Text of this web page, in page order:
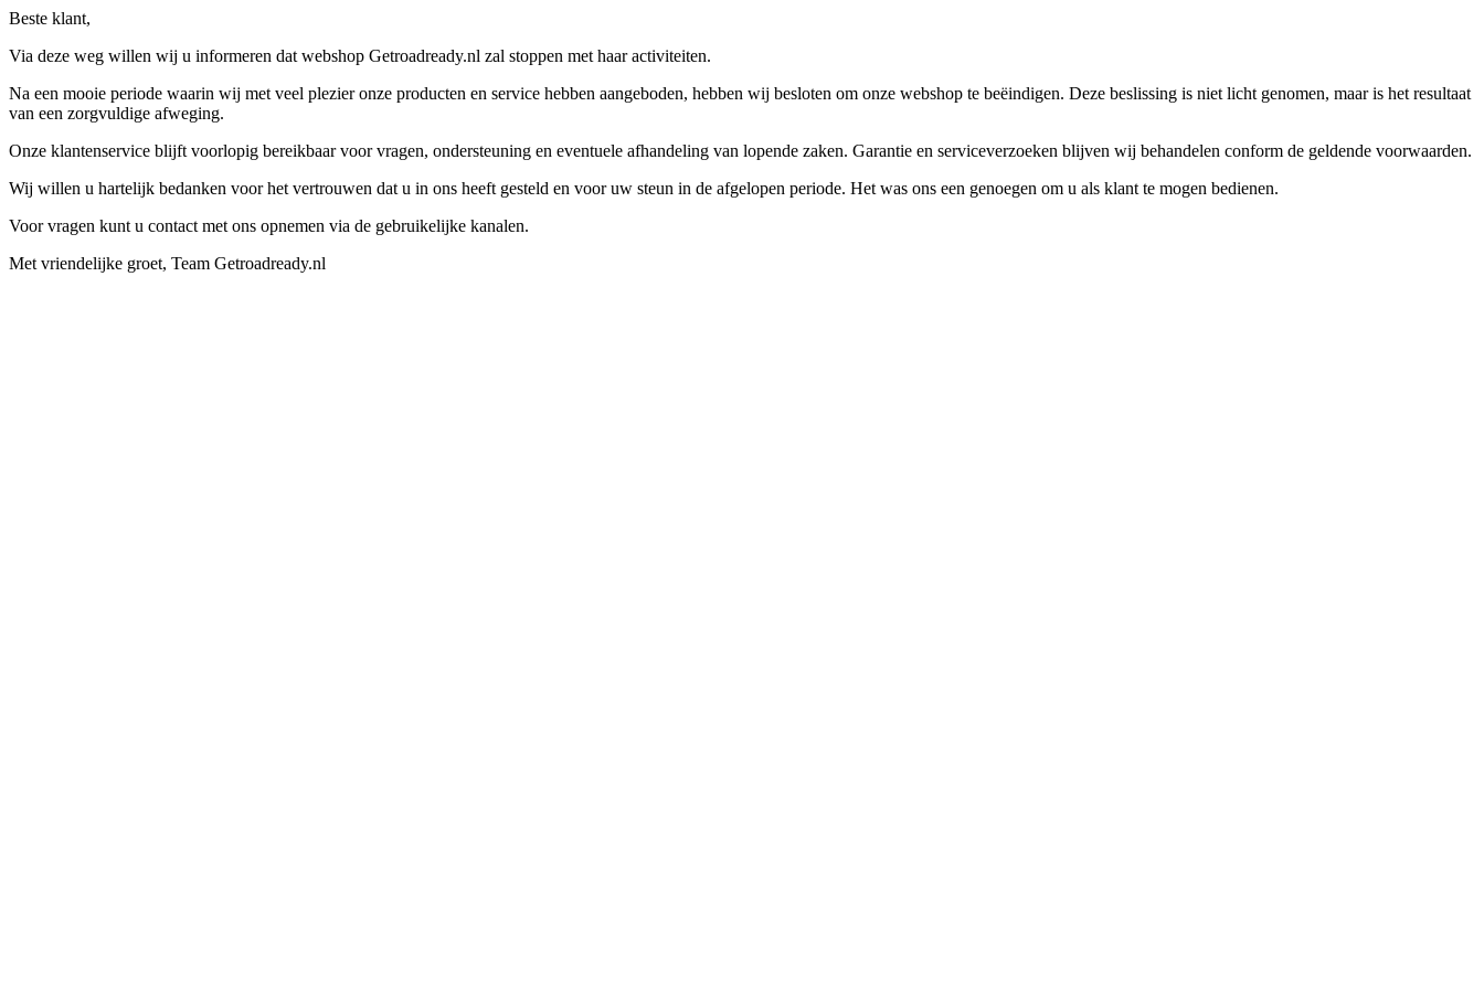
Beste klant,
Via deze weg willen wij u informeren dat webshop Getroadready.nl zal stoppen met haar activiteiten.
Na een mooie periode waarin wij met veel plezier onze producten en service hebben aangeboden, hebben wij besloten om onze webshop te beëindigen. Deze beslissing is niet licht genomen, maar is het resultaat
van een zorgvuldige afweging.
Onze klantenservice blijft voorlopig bereikbaar voor vragen, ondersteuning en eventuele afhandeling van lopende zaken. Garantie en serviceverzoeken blijven wij behandelen conform de geldende voorwaarden.
Wij willen u hartelijk bedanken voor het vertrouwen dat u in ons heeft gesteld en voor uw steun in de afgelopen periode. Het was ons een genoegen om u als klant te mogen bedienen.
Voor vragen kunt u contact met ons opnemen via de gebruikelijke kanalen.
Met vriendelijke groet, Team Getroadready.nl